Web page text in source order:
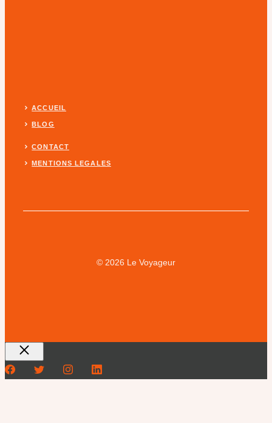
ACCUEIL
BLOG
CONTACT
MENTIONS LEGALES
© 2026 Le Voyageur
Fermer